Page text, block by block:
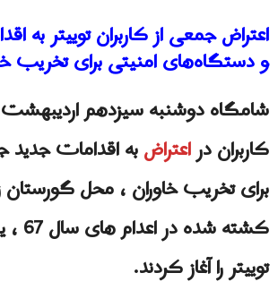
اعتراض جمعی از کاربران توییتر به
و دستگاه‌های امنیتی برای تخریب
شامگاه دوشنبه سیزدهم
کاربران دراعتراضبه اقدامات جدید
برای تخریب خاوران ، محل گورستان
توییتر را آغاز کردند.